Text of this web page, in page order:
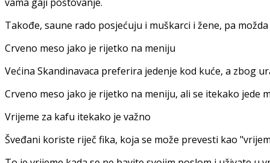
Takođe, saune rado posjećuju i muškarci i žene, pa
Crveno meso jako je rijetko na meniju
Većina Skandinavaca preferira jedenje kod kuće, a zbog
Crveno meso jako je rijetko na meniju, ali se itekako jede
Vrijeme za kafu itekako je važno
Šveđani koriste riječ fika, koja se može prevesti kao